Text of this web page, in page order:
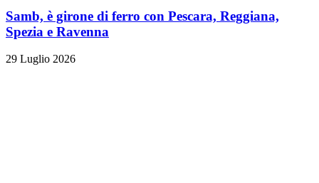
Samb, è girone di ferro con Pescara, Reggiana,
Spezia e Ravenna
29 Luglio 2026